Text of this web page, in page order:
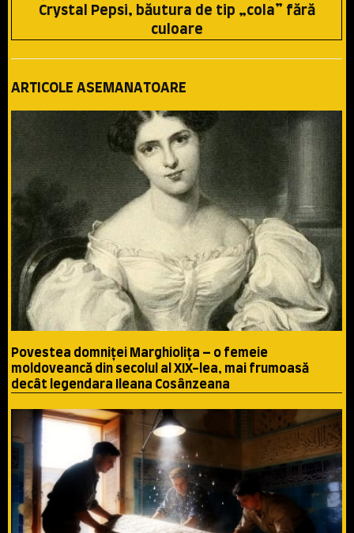
Crystal Pepsi, băutura de tip „cola” fără
culoare
ARTICOLE ASEMANATOARE
Povestea domniţei Marghioliţa – o femeie
moldoveancă din secolul al XIX-lea, mai frumoasă
decât legendara Ileana Cosânzeana